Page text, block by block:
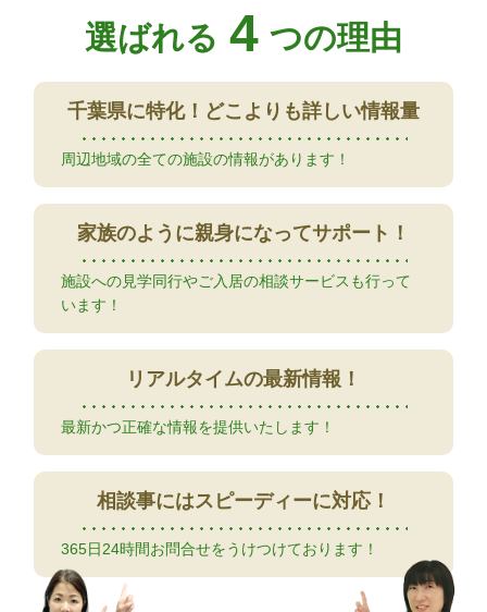
選ばれる 4 つの理由
千葉県に特化！ どこよりも詳しい情報量
周辺地域の全ての施設の情報があります！
家族のように親身になってサポート！
施設への見学同行やご入居の相談サービスも行って
います！
リアルタイムの最新情報！
最新かつ正確な情報を提供いたします！
相談事にはスピーディーに対応！
365日24時間お問合せをうけつけております！